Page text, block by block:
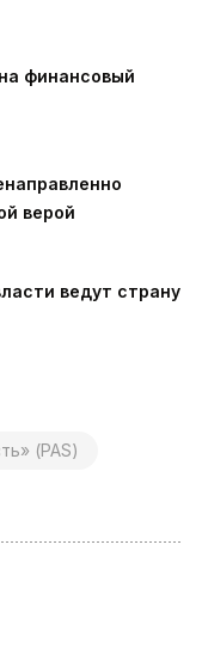
финансовый
верой
ведут страну
(PAS)